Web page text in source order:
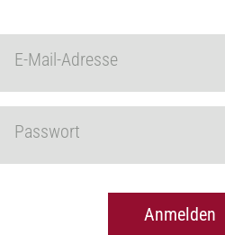
E-Mail-Adresse
Passwort
Anmelden